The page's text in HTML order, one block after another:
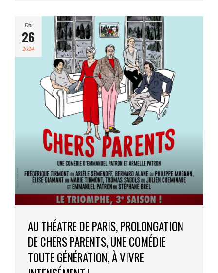
Fév
26
2024
AU THÉATRE DE PARIS, PROLONGATION
DE CHERS PARENTS, UNE COMÉDIE
TOUTE GÉNÉRATION, À VIVRE